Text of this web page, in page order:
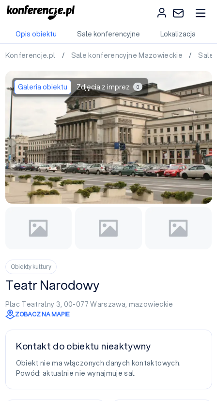
Opis obiektu Sale konferencyjne Lokalizacja
Konferencje.pl / Sale konferencyjne Mazowieckie / Sale
Galeria obiektu Zdjęcia z imprez 0
Obiekty kultury
Teatr Narodowy
Plac Teatralny 3, 00-077Warszawa, mazowieckie
ZOBACZ NA MAPIE
Kontakt do obiektu nieaktywny
Obiekt nie ma włączonych danych kontaktowych.
Powód: aktualnie nie wynajmuje sal.